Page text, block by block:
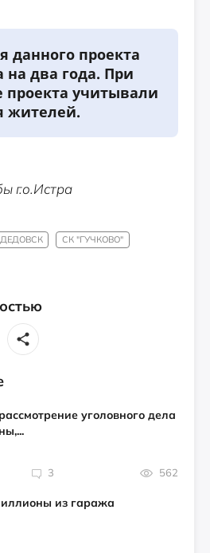
данного проекта
на два года. При
проекта учитывали
жителей.
г.о.Истра
ДЕДОВСК
СК "ГУЧКОВО"
уголовного дела
3 562
из гаража